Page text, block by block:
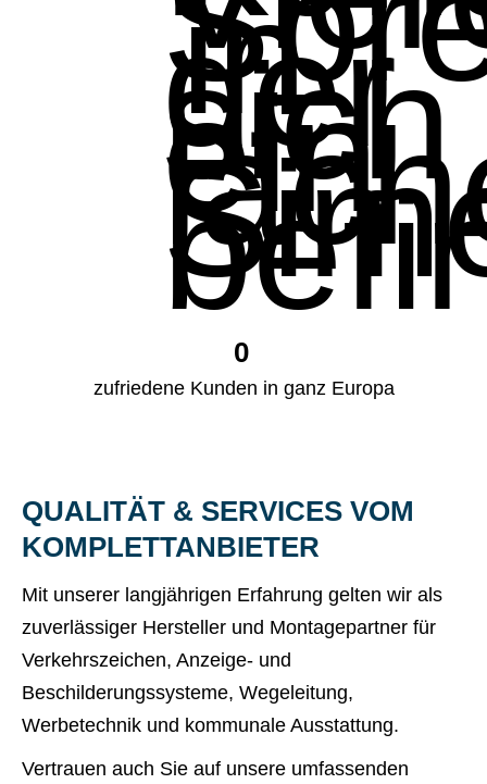
0
zufriedene Kunden in ganz Europa
QUALITÄT & SERVICES VOM
KOMPLETTANBIETER
Mit unserer langjährigen Erfahrung gelten wir als
zuverlässiger Hersteller und Montagepartner für
Verkehrszeichen, Anzeige- und
Beschilderungssysteme, Wegeleitung,
Werbetechnik und kommunale Ausstattung.
Vertrauen auch Sie auf unsere umfassenden